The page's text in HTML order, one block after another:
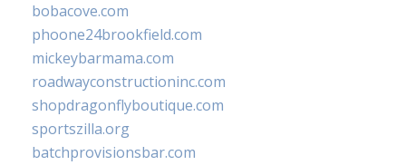
bobacove.com
phoone24brookfield.com
mickeybarmama.com
roadwayconstructioninc.com
shopdragonflyboutique.com
sportszilla.org
batchprovisionsbar.com